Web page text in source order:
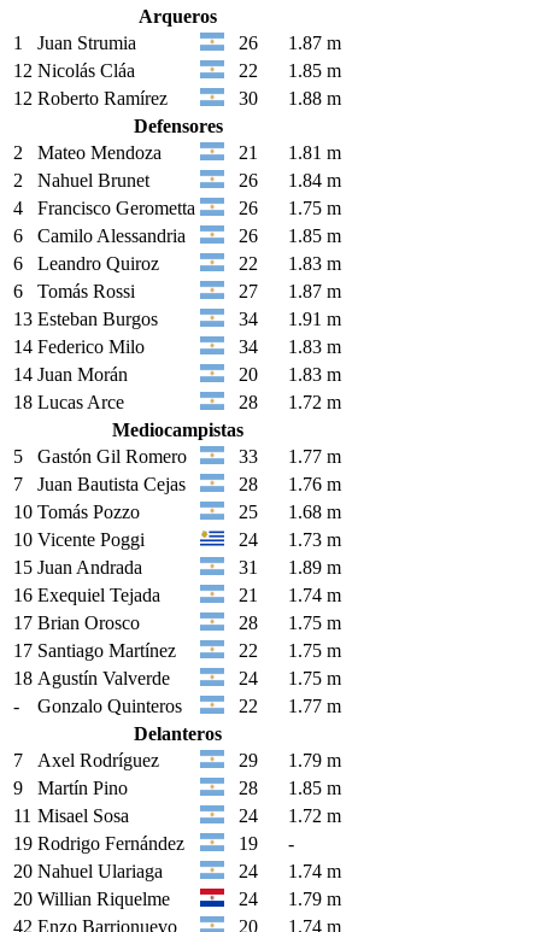
Arqueros
1
Juan Strumia 26
1.87 m
12 Nicolás Cláa 22
1.85 m
12 Roberto Ramírez 30
1.88 m
Defensores
2
Mateo Mendoza 21
1.81 m
2
Nahuel Brunet 26
1.84 m
4
Francisco Gerometta 26
1.75 m
6
Camilo Alessandria 26
1.85 m
6
Leandro Quiroz 22
1.83 m
6
Tomás Rossi 27
1.87 m
13 Esteban Burgos 34
1.91 m
14 Federico Milo 34
1.83 m
14 Juan Morán 20
1.83 m
18 Lucas Arce 28
1.72 m
Mediocampistas
5
Gastón Gil Romero 33
1.77 m
7
Juan Bautista Cejas 28
1.76 m
10 Tomás Pozzo 25
1.68 m
10 Vicente Poggi 24
1.73 m
15 Juan Andrada 31
1.89 m
16 Exequiel Tejada 21
1.74 m
17 Brian Orosco 28
1.75 m
17 Santiago Martínez 22
1.75 m
18 Agustín Valverde 24
1.75 m
-
Gonzalo Quinteros 22
1.77 m
Delanteros
7
Axel Rodríguez 29
1.79 m
9
Martín Pino 28
1.85 m
11 Misael Sosa 24
1.72 m
19 Rodrigo Fernández 19
-
20 Nahuel Ulariaga 24
1.74 m
20 Willian Riquelme 24
1.79 m
42 Enzo Barrionuevo 20 1.74 m